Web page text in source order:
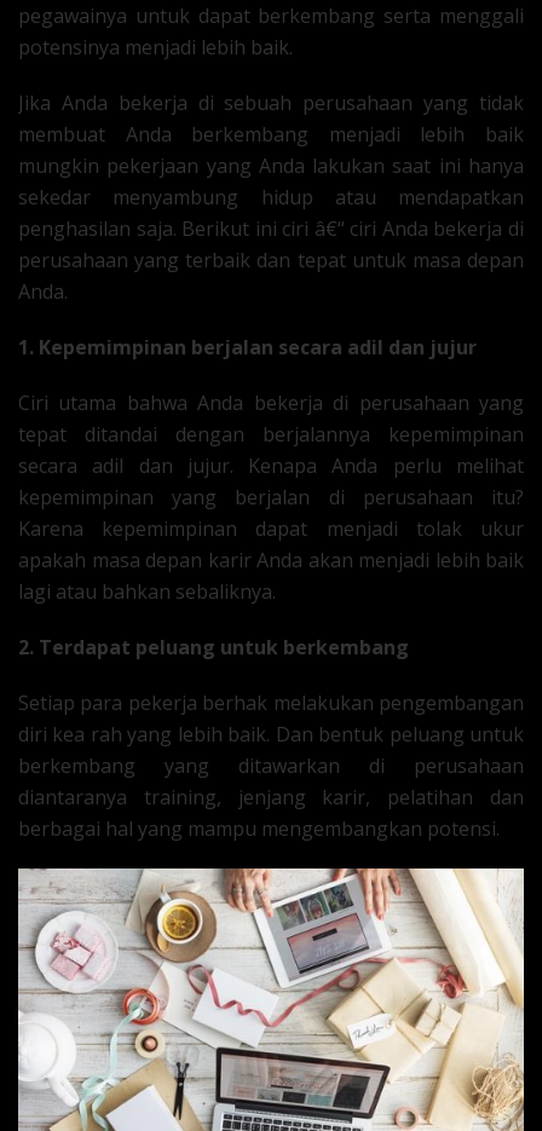
pegawainya untuk dapat berkembang serta menggali
potensinya menjadi lebih baik.
Jika Anda bekerja di sebuah perusahaan yang tidak
membuat Anda berkembang menjadi lebih baik
mungkin pekerjaan yang Anda lakukan saat ini hanya
sekedar menyambung hidup atau mendapatkan
penghasilan saja. Berikut ini ciri â€“ ciri Anda bekerja di
perusahaan yang terbaik dan tepat untuk masa depan
Anda.
1. Kepemimpinan berjalan secara adil dan jujur
Ciri utama bahwa Anda bekerja di perusahaan yang
tepat ditandai dengan berjalannya kepemimpinan
secara adil dan jujur. Kenapa Anda perlu melihat
kepemimpinan yang berjalan di perusahaan itu?
Karena kepemimpinan dapat menjadi tolak ukur
apakah masa depan karir Anda akan menjadi lebih baik
lagi atau bahkan sebaliknya.
2. Terdapat peluang untuk berkembang
Setiap para pekerja berhak melakukan pengembangan
diri kea rah yang lebih baik. Dan bentuk peluang untuk
berkembang yang ditawarkan di perusahaan
diantaranya training, jenjang karir, pelatihan dan
berbagai hal yang mampu mengembangkan potensi.